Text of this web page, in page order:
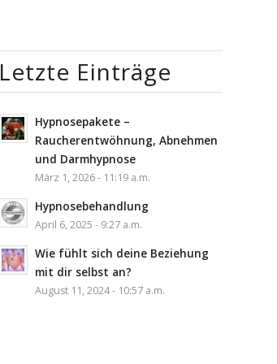
Letzte Einträge
Hypnosepakete –
Raucherentwöhnung, Abnehmen
und Darmhypnose
März 1, 2026 - 11:19 a.m.
Hypnosebehandlung
April 6, 2025 - 9:27 a.m.
Wie fühlt sich deine Beziehung
mit dir selbst an?
August 11, 2024 - 10:57 a.m.